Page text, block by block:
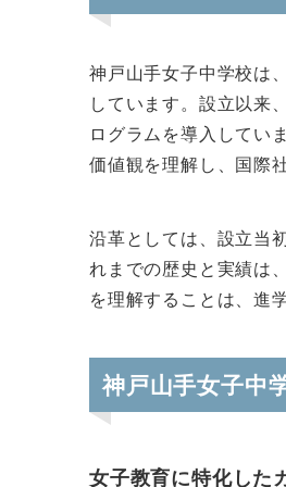
神戸山手女子中学校は
しています。設立以来
ログラムを導入してい
価値観を理解し、国際
沿革としては、設立当
れまでの歴史と実績は
を理解することは、進
神戸山手女子中
女子教育に特化した